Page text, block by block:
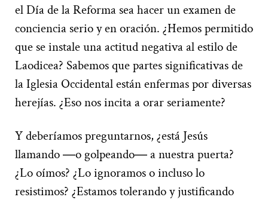
el Día de la Reforma sea hacer un examen de
conciencia serio y en oración. ¿Hemos permitido
que se instale una actitud negativa al estilo de
Laodicea? Sabemos que partes significativas de
la Iglesia Occidental están enfermas por diversas
herejías. ¿Eso nos incita a orar seriamente?
Y deberíamos preguntarnos, ¿está Jesús
llamando ―o golpeando― a nuestra puerta?
¿Lo oímos? ¿Lo ignoramos o incluso lo
resistimos? ¿Estamos tolerando y justificando